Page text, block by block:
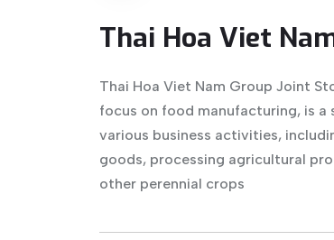
Thai Hoa Viet
Thai Hoa Viet Nam Group Joint
focus on food manufacturing, is a
various business activities,
goods, processing agricultural
other perennial crops​